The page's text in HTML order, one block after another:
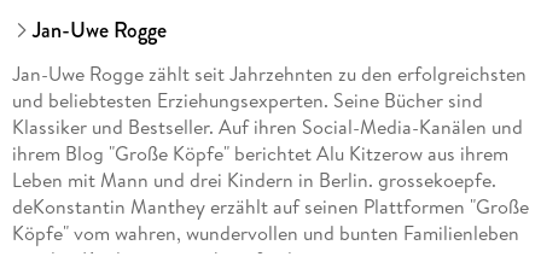
Jan-Uwe Rogge
Jan-Uwe Rogge zählt seit Jahrzehnten zu den erfolgreichsten
und beliebtesten Erziehungsexperten. Seine Bücher sind
Klassiker und Bestseller. Auf ihren Social-Media-Kanälen und
ihrem Blog "Große Köpfe" berichtet Alu Kitzerow aus ihrem
Leben mit Mann und drei Kindern in Berlin. grossekoepfe.
deKonstantin Manthey erzählt auf seinen Plattformen "Große
Köpfe" vom wahren, wundervollen und bunten Familienleben
mit drei Kindern. grossekoepfe. de